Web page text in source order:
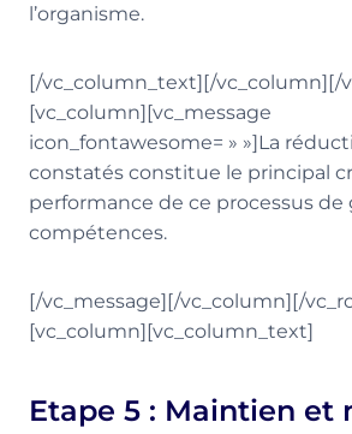
l’organisme.
[/vc_column_text][/vc_column][/
[vc_column][vc_message
icon_fontawesome= » »]La
constatés constitue le principal
performance de ce processus de
compétences.
[/vc_message][/vc_column][/
[vc_column][vc_column_text]
Etape 5 : Maintien et